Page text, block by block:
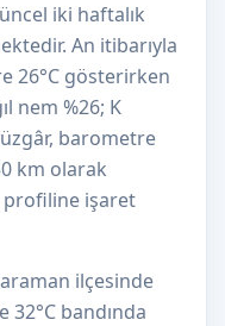
iki haftalık
An itibarıyla
26°C gösterirken
nem %26; K
barometre
km olarak
işaret
ilçesinde
32°C bandında